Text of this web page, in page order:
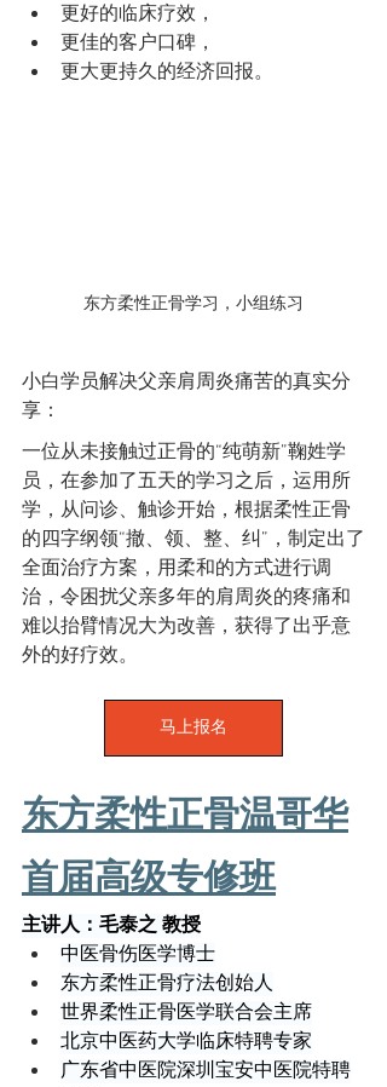
更好的临床疗效，
更佳的客户口碑，
更大更持久的经济回报。
东方柔性正骨学习，小组练习
小白学员解决父亲肩周炎痛苦的真实分
享：
一位从未接触过正骨的“纯萌新”鞠姓学
员，在参加了五天的学习之后，运用所
学，从问诊、触诊开始，根据柔性正骨
的四字纲领“撤、领、整、纠”，制定出了
全面治疗方案，用柔和的方式进行调
治，令困扰父亲多年的肩周炎的疼痛和
难以抬臂情况大为改善，获得了出乎意
外的好疗效。
马上报名
东方柔性正骨温哥华
首届高级专修班
主讲人：毛泰之 教授
中医骨伤医学博士
东方柔性正骨疗法创始人
世界柔性正骨医学联合会主席
北京中医药大学临床特聘专家
广东省中医院深圳宝安中医院特聘